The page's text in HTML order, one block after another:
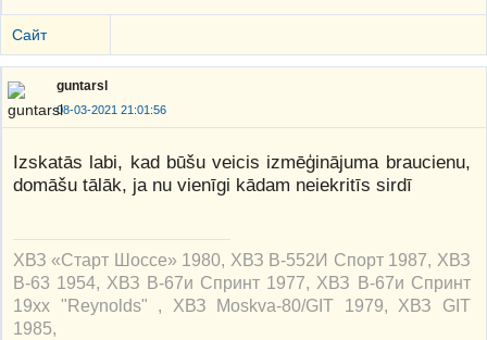
Сайт
guntarsl
08-03-2021 21:01:56
Izskatās labi, kad būšu veicis izmēģinājuma braucienu,
domāšu tālāk, ja nu vienīgi kādam neiekritīs sirdī
ХВЗ «Старт Шоссе» 1980, ХВЗ В-552И Спорт 1987, ХВЗ
В-63 1954, ХВЗ В-67и Спринт 1977, ХВЗ В-67и Спринт
19xx "Reynolds" , ХВЗ Moskva-80/GIT 1979, ХВЗ GIT
1985,